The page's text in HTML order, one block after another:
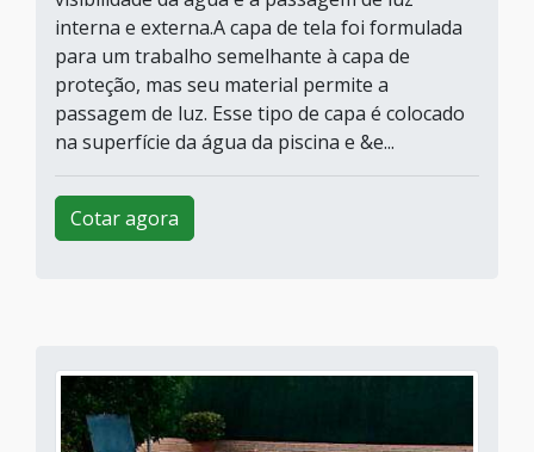
interna e externa.A capa de tela foi formulada
para um trabalho semelhante à capa de
proteção, mas seu material permite a
passagem de luz. Esse tipo de capa é colocado
na superfície da água da piscina e &e...
Cotar agora